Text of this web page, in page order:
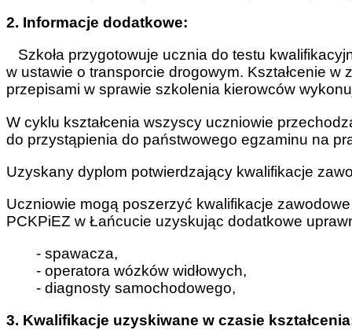
2. Informacje dodatkowe:
Szkoła przygotowuje ucznia do testu
w ustawie o transporcie drogowym. Kształcenie
przepisami w sprawie szkolenia kierowców
W cyklu kształcenia wszyscy uczniowie
do przystąpienia do państwowego egzaminu na
Uzyskany dyplom potwierdzający kwalifikacje
Uczniowie mogą poszerzyć kwalifikacje
PCKPiEZ w Łańcucie uzyskując dodatkowe
- spawacza,
- operatora wózków widłowych,
- diagnosty samochodowego,
3. Kwalifikacje uzyskiwane w czasie